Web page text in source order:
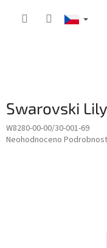
Swarovski
W8280-00-00/30-001-69
Průměrné
Neohodnoceno